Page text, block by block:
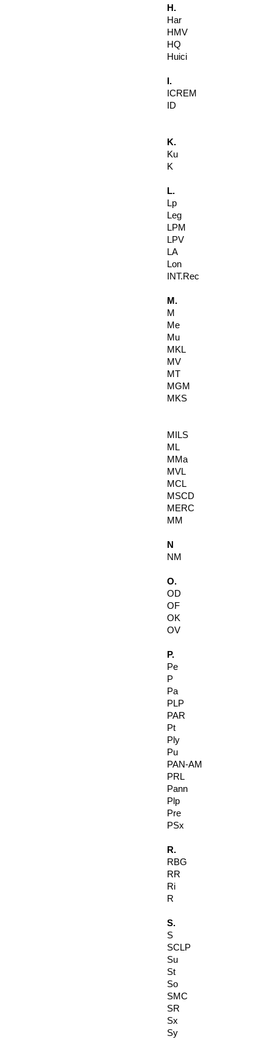
H.
Har
HMV
HQ
Huici
I.
ICREM
ID
K.
Ku
K
L.
Lp
Leg
LPM
LPV
LA
Lon
INT.Rec
M.
M
Me
Mu
MKL
MV
MT
MGM
MKS
MILS
ML
MMa
MVL
MCL
MSCD
MERC
MM
N
NM
O.
OD
OF
OK
OV
P.
Pe
P
Pa
PLP
PAR
Pt
Ply
Pu
PAN-AM
PRL
Pann
Plp
Pre
PSx
R.
RBG
RR
Ri
R
S.
S
SCLP
Su
St
So
SMC
SR
Sx
Sy